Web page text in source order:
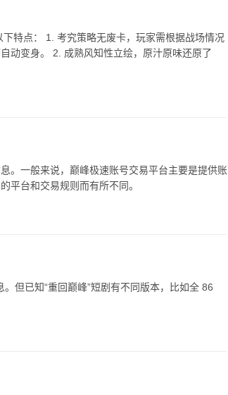
特点： 1. 考究策略无废卡，玩家需根据战场情况
动变身。 2. 成熟风知性立绘，原汁原味还原了
。一般来说，巅峰极速账号交易平台主要是提供账
平台和交易规则而有所不同。
但已知“重回巅峰”短剧有不同版本，比如全 86